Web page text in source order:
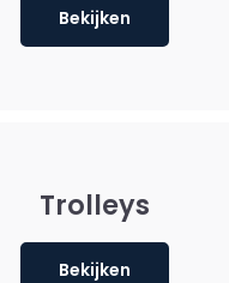
Bekijken
Trolleys
Bekijken